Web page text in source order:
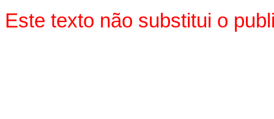
Este texto não substitui o